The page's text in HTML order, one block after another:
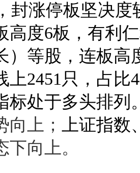
封涨停板坚决
高度6板，有利
）等股，连板高
上2451只，占比
标处于多头排
向上；
上证指数
下向上。